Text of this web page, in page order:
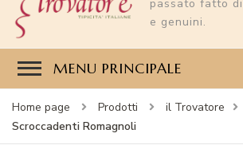
passato fatto
e genuini.
MENU PRINCIPALE
Home page Prodotti
il Trovatore
Scroccadenti Romagnoli